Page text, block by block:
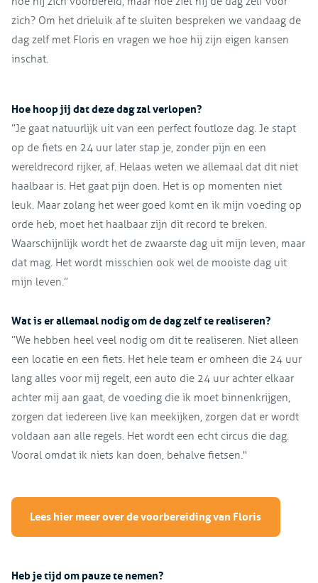
zich? Om het drieluik af te sluiten bespreken we vandaag de
dag zelf met Floris en vragen we hoe hij zijn eigen kansen
inschat.
Hoe hoop jij dat deze dag zal verlopen?
”Je gaat natuurlijk uit van een perfect foutloze dag. Je stapt
op de fiets en 24 uur later stap je, zonder pijn en een
wereldrecord rijker, af. Helaas weten we allemaal dat dit niet
haalbaar is. Het gaat pijn doen. Het is op momenten niet
leuk. Maar zolang het weer goed komt en ik mijn voeding op
orde heb, moet het haalbaar zijn dit record te breken.
Waarschijnlijk wordt het de zwaarste dag uit mijn leven, maar
dat mag. Het wordt misschien ook wel de mooiste dag uit
mijn leven.”
Wat is er allemaal nodig om de dag zelf te realiseren?
”We hebben heel veel nodig om dit te realiseren. Niet alleen
een locatie en een fiets. Het hele team er omheen die 24 uur
lang alles voor mij regelt, een auto die 24 uur achter elkaar
achter mij aan gaat, de voeding die ik moet binnenkrijgen,
zorgen dat iedereen live kan meekijken, zorgen dat er wordt
voldaan aan alle regels. Het wordt een echt circus die dag.
Vooral omdat ik niets kan doen, behalve fietsen."
Lees hier meer over de voorbereiding van Floris
Heb je tijd om pauze te nemen?